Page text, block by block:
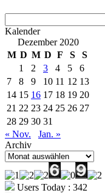
Kalender
Dezember 2020
M D M D F S
S
1
2 3 4 5
6
7
8 9 10 11 12 13
14 15 16 17 18 19 20
21 22 23 24 25 26 27
28 29 30 31
« Nov.
Jan. »
Archiv
Archiv
Users Today : 342